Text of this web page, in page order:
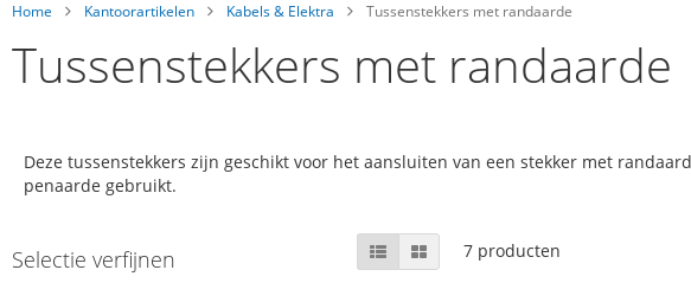
Home Kantoorartikelen Kabels & Elektra Tussenstekkers met randaarde
Tussenstekkers met randaarde
Deze tussenstekkers zijn geschikt voor het aansluiten van een stekker met
penaarde gebruikt.
to
Selectie verfijnen
Tonen
als
Lijst Foto-
tabel
7producten